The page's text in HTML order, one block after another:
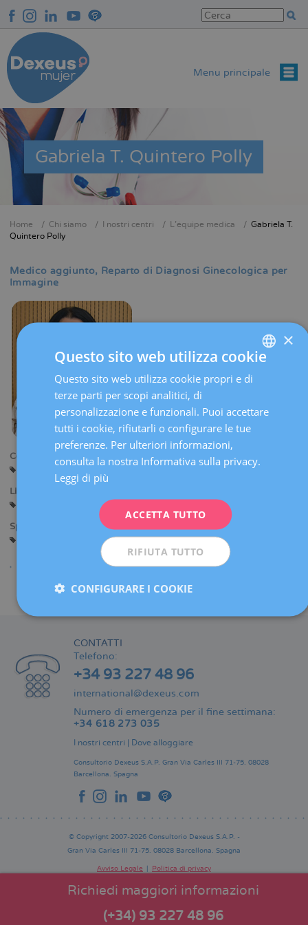
contenuto
principale
Menu principale
Gabriela T. Quintero Polly
Briciole
pane
Home Chi siamo I nostri centri L'équipe medica
Gabriela T.
Quintero Polly
Medico aggiunto Reparto di Diagnosi Ginecologica per
Immagine
Centri:
Lingue:
Catalano
Specialità:
Diagnosi Ginecologica per Immagine
Richiedi maggiori informazioni
(+34) 93 227 48 96
CONTATTI
Telefono:
+34 93 227 48 96
international@dexeus.com
Numero di emergenza per il fine settimana:
+34 618 273 035
I nostri centri | Dove alloggiare
Consultorio Dexeus S.A.P. Gran Via Carles III 71-75. 08028
Barcellona. Spagna
© Copyright 2007-2026 Consultorio Dexeus S.A.P. -
Gran Via Carles III 71-75. 08028 Barcellona. Spagna
de
Avviso Legale
Politica di privacy
SPANISH
DEUTSCH
×
Questo sito web utilizza cookie
Questo sito web utilizza cookie propri e di
terze parti per scopi analitici, di
personalizzazione e funzionali. Puoi accettare
tutti i cookie, rifiutarli o configurare le tue
preferenze. Per ulteriori informazioni,
consulta la nostra Informativa sulla privacy.
Leggi di più
ACCETTA TUTTO
RIFIUTA TUTTO
CONFIGURARE I COOKIE